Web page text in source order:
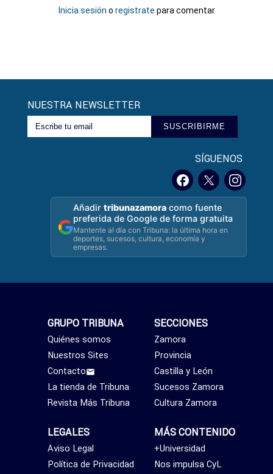
Inicia sesión o registrate para comentar
NUESTRA NEWSLETTER
SUSCRIBIRME
SÍGUENOS
Añadirtribunazamora como fuente
preferida de Google de forma gratuita
Mantente al día con Tribuna: la última hora en
deportes, sucesos, cultura, economía y
empresas.
SECCIONES
Zamora
Provincia
Castilla y León
Sucesos Zamora
Cultura Zamora
MÁS CONTENIDO
+Universidad
Nos impulsa CyL
GRUPO TRIBUNA
Quiénes somos
Nuestros Sites
Contacto
La tienda de Tribuna
Revista Más Tribuna
LEGALES
Aviso Legal
Política de Privacidad